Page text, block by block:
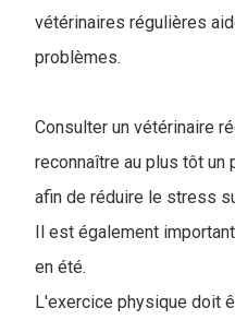
vétérinaires régulières
problèmes.
Consulter un vétérinaire
reconnaître au plus tôt
afin de réduire le stress
Il est également
en été.
L'exercice physique doit